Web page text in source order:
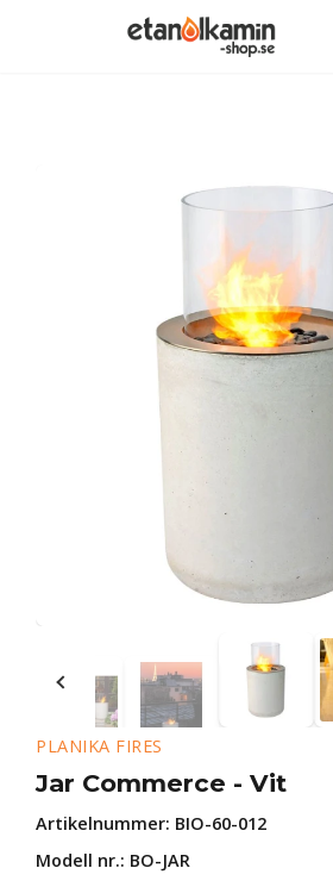
PLANIKA FIRES
Jar Commerce - Vit
Artikelnummer: BIO-60-012
Modell nr.: BO-JAR